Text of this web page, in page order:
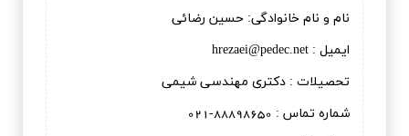
نام و نام خانوادگی: حسین رضائی
ایمیل : hrezaei@pedec.net
تحصیلات : دکتری مهندسی شیمی
شماره تماس : 88898650-021